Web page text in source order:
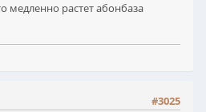
медленно растет абонбаза
#3025